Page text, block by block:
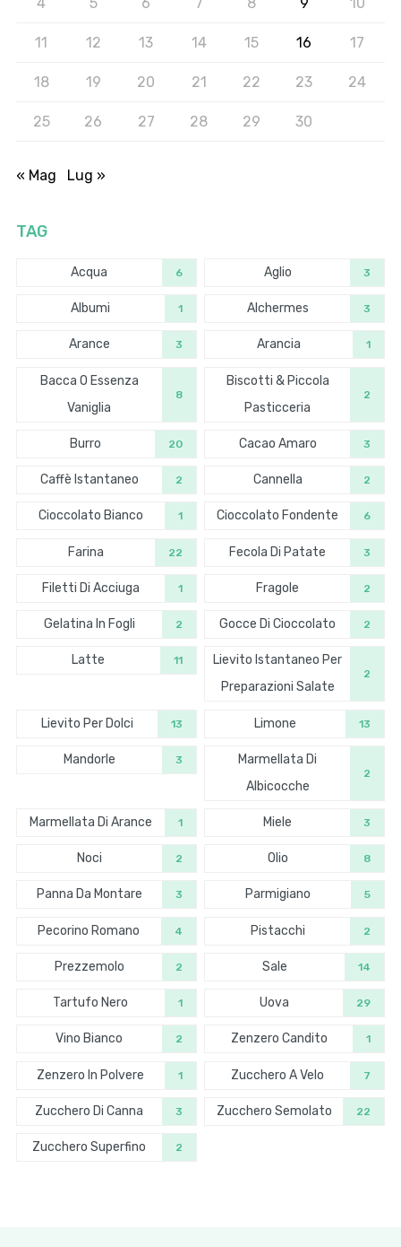
11 12 13 14 15 16 17
18 19 20 21 22 23 24
25 26 27 28 29 30
« Mag Lug »
TAG
Acqua 6 Aglio 3
Albumi 1 Alchermes 3
Arance 3 Arancia 1
Bacca O Essenza
Vaniglia
8
Biscotti & Piccola
Pasticceria
2
Burro 20 Cacao Amaro 3
Caffè Istantaneo 2 Cannella 2
Cioccolato Bianco 1 Cioccolato Fondente 6
Farina 22 Fecola Di Patate 3
Filetti Di Acciuga 1 Fragole 2
Gelatina In Fogli 2 Gocce Di Cioccolato 2
Latte 11
Lievito Istantaneo Per
Preparazioni Salate
2
Lievito Per Dolci 13 Limone 13
Mandorle 3
Marmellata Di
Albicocche
2
Marmellata Di Arance 1 Miele 3
Noci 2 Olio 8
Panna Da Montare 3 Parmigiano 5
Pecorino Romano 4 Pistacchi 2
Prezzemolo 2 Sale 14
Tartufo Nero 1 Uova 29
Vino Bianco 2 Zenzero Candito 1
Zenzero In Polvere 1 Zucchero A Velo 7
Zucchero Di Canna 3 Zucchero Semolato 22
Zucchero Superfino 2